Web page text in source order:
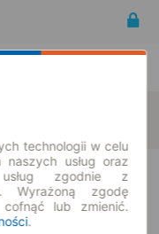
technologii w celu
naszych usług oraz
usług zgodnie z
Wyrażoną zgodę
lub zmienić.
.